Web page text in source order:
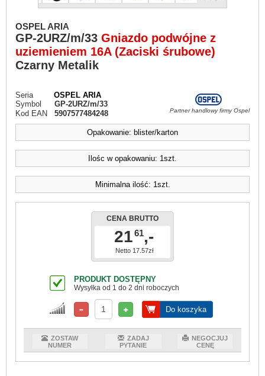
OSPEL ARIA
GP-2URZ/m/33 Gniazdo podwójne z
uziemieniem 16A (Zaciski śrubowe)
Czarny Metalik
Seria
OSPEL ARIA
Symbol
GP-2URZ/m/33
Kod EAN
5907577484248 Partner handlowy firmy Ospel
Opakowanie: blister/karton
Ilośc w opakowaniu: 1szt.
Minimalna ilość: 1szt.
CENA BRUTTO
2161,-
Netto 17.57zł
PRODUKT DOSTĘPNY
Wysyłka od 1 do 2 dni roboczych
Do koszyka
ZOSTAW
NUMER
ZADAJ
PYTANIE
NEGOCJUJ
CENĘ